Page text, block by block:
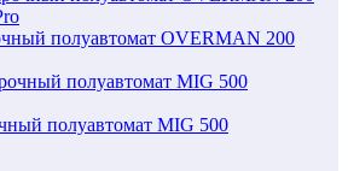
полуавтомат OVERMAN 200
полуавтомат MIG 500